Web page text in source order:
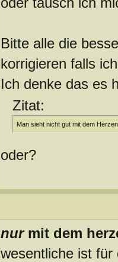
Bitte alle die
korrigieren falls
Ich denke das es
Zitat:
Man sieht nicht gut mit dem
oder?
nurmit dem
wesentliche ist für